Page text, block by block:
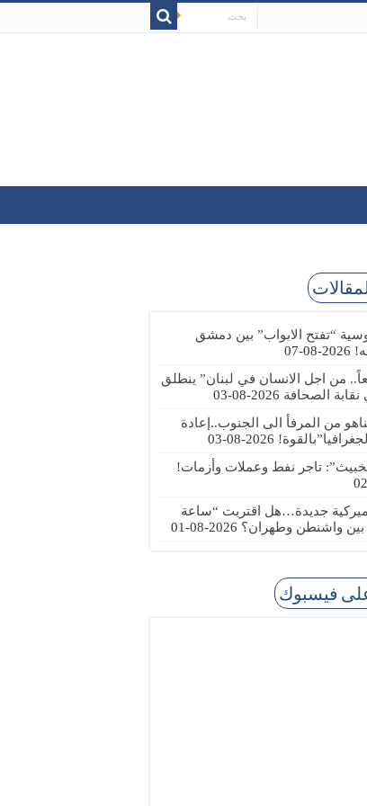
“تفتح الابواب” بين دمشق
2026-08-07
من اجل الانسان في لبنان” ينطلق
الصحافة 2026-08-03
من المرفأ الى الجنوب..إعادة
2026-08-03
تاجر نفط وعملات وأزمات!
جديدة…هل اقتربت “ساعة
بين واشنطن وطهران؟ 2026-08-01
على فيسبوك